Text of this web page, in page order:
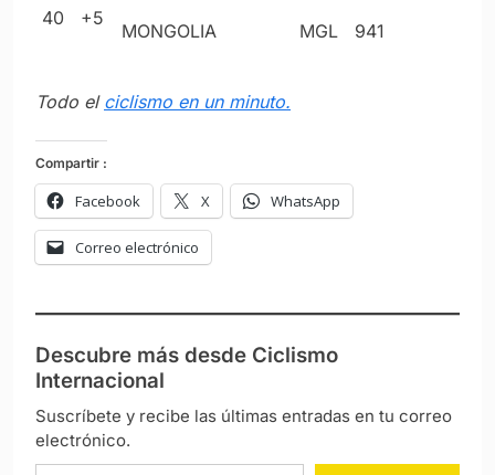
40 +5
MONGOLIA MGL 941
Todo el ciclismo en un minuto.
Compartir :
Facebook X WhatsApp
Correo electrónico
Descubre más desde Ciclismo
Internacional
Suscríbete y recibe las últimas entradas en tu correo
electrónico.
Escribe tu correo electrónico…